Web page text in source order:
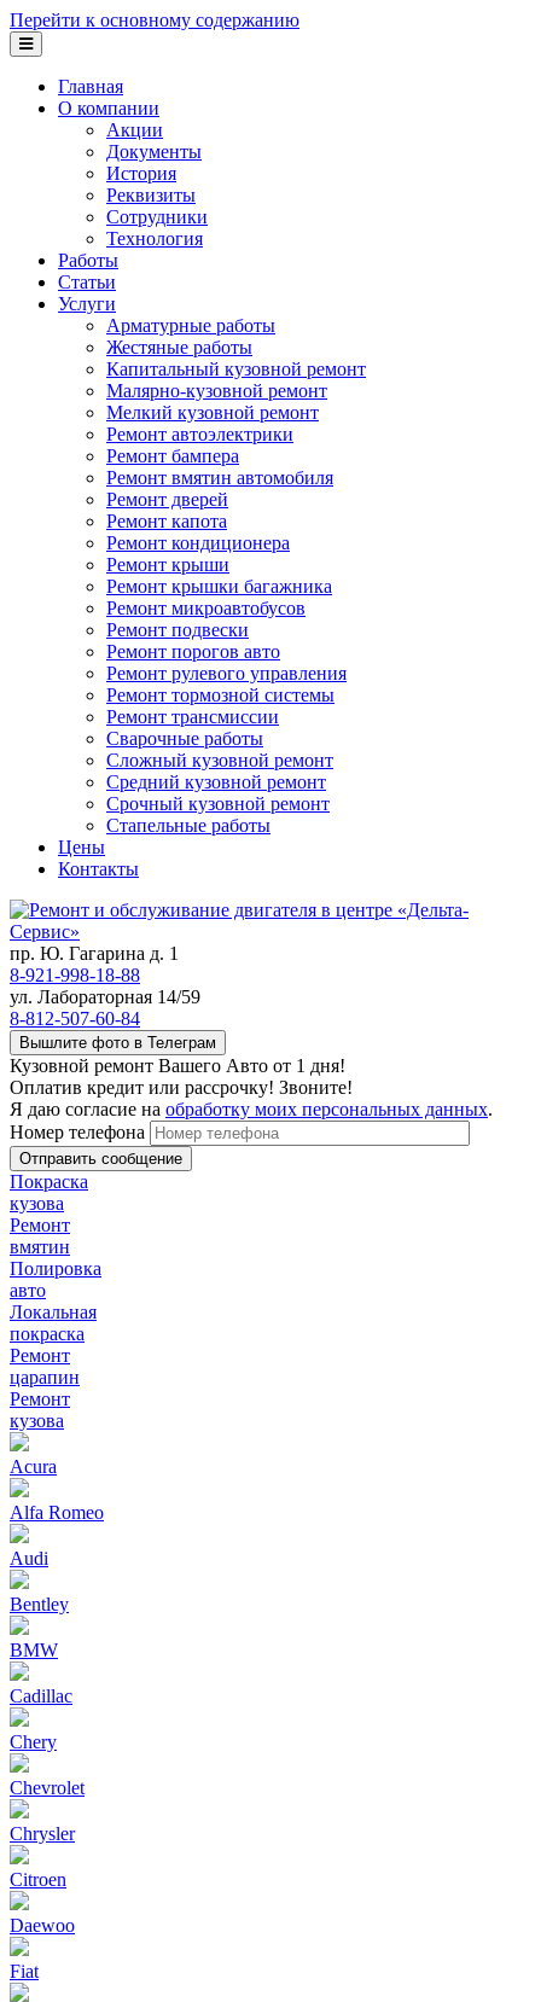
Перейти к основному содержанию
Главная
О компании
Акции
Документы
История
Реквизиты
Сотрудники
Технология
Работы
Статьи
Услуги
Арматурные работы
Жестяные работы
Капитальный кузовной ремонт
Малярно-кузовной ремонт
Мелкий кузовной ремонт
Ремонт автоэлектрики
Ремонт бампера
Ремонт вмятин автомобиля
Ремонт дверей
Ремонт капота
Ремонт кондиционера
Ремонт крыши
Ремонт крышки багажника
Ремонт микроавтобусов
Ремонт подвески
Ремонт порогов авто
Ремонт рулевого управления
Ремонт тормозной системы
Ремонт трансмиссии
Сварочные работы
Сложный кузовной ремонт
Средний кузовной ремонт
Срочный кузовной ремонт
Стапельные работы
Цены
Контакты
пр. Ю. Гагарина д. 1
8-921-998-18-88
ул. Лабораторная 14/59
8-812-507-60-84
Вышлите фото в Телеграм
Кузовной ремонт Вашего Авто от 1 дня!
Оплатив кредит или рассрочку! Звоните!
Я даю согласие на обработку моих персональных данных.
Номер телефона
Покраска
кузова
Ремонт
вмятин
Полировка
авто
Локальная
покраска
Ремонт
царапин
Ремонт
кузова
Acura
Alfa Romeo
Audi
Bentley
BMW
Cadillac
Chery
Chevrolet
Chrysler
Citroen
Daewoo
Fiat